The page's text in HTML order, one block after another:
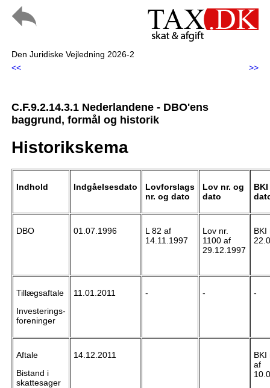
Den Juridiske Vejledning 2026-2
<<
>>
C.F.9.2.14.3.1 Nederlandene - DBO'ens
baggrund, formål og historik
Historikskema
Indhold Indgåelsesdato
Lovforslags
nr. og dato
Lov nr. og
dato
DBO 01.07.1996
L 82 af
14.11.1997
Lov nr.
1100 af
29.12.1997
BKI
Tillægsaftale
Investerings-
foreninger
11.01.2011 - - -
Aftale
Bistand i
skattesager
14.12.2011
BKI
af